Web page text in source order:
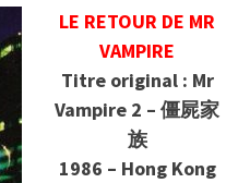
LE RETOUR DE MR
VAMPIRE
Titre original : Mr
Vampire 2 – 僵屍家
族
1986 – Hong Kong